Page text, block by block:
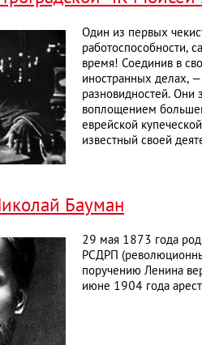
Один из первых
работоспособности,
время! Соединив в
иностранных делах,
разновидностей. Они
воплощением
еврейской
известный своей
Бауман
29 мая 1873 года
РСДРП
поручению Ленина
июне 1904 года